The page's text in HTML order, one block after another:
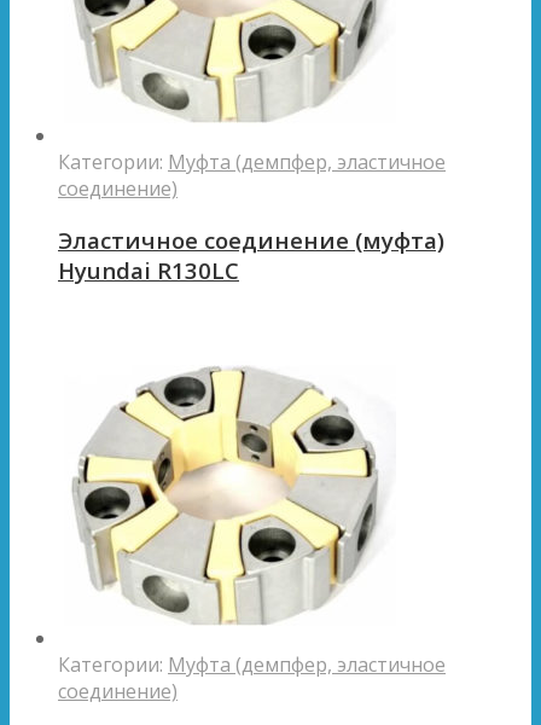
Категории: Муфта (демпфер, эластичное
соединение)
Эластичное соединение (муфта)
Hyundai R130LC
Категории: Муфта (демпфер, эластичное
соединение)